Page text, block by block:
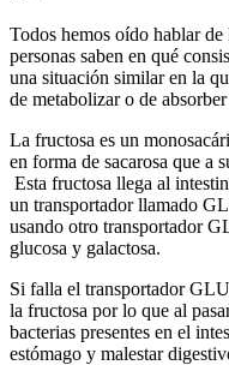
Todos hemos oído hablar
personas saben en qué
una situación similar en la
de metabolizar o de
La fructosa es un
en forma de sacarosa que a
Esta fructosa llega al
un transportador llamado
usando otro transportador
glucosa y galactosa.
Si falla el transportador
la fructosa por lo que al
bacterias presentes en el
estómago y malestar